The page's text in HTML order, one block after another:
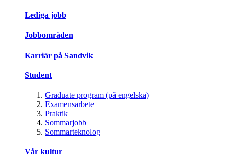
Lediga jobb
Jobbområden
Karriär på Sandvik
Student
Graduate program (på engelska)
Examensarbete
Praktik
Sommarjobb
Sommarteknolog
Vår kultur